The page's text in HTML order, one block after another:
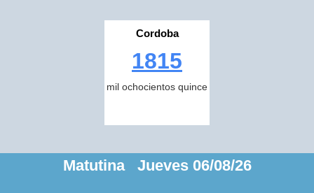
Cordoba
1815
mil ochocientos quince
Matutina Jueves 06/08/26